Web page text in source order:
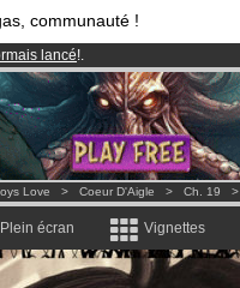
communauté !
lancé!.
de3.95 eurospar mois !Clique ici
BDs & Mangas!
Love > Coeur D'Aigle > Ch. 19
Plein écran Vignettes